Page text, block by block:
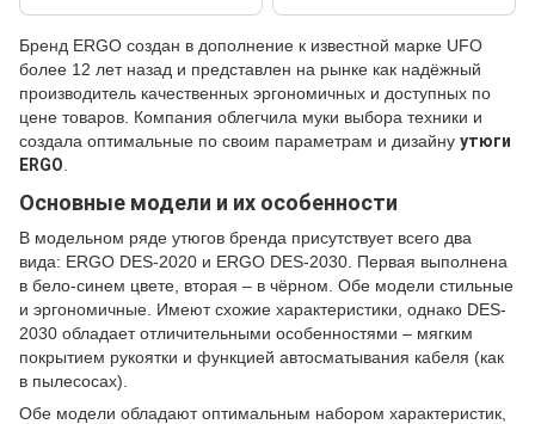
Бренд ERGO создан в дополнение к известной марке UFO
более 12 лет назад и представлен на рынке как надёжный
производитель качественных эргономичных и доступных по
цене товаров. Компания облегчила муки выбора техники и
создала оптимальные по своим параметрам и дизайну утюги
ERGO
Основные модели и их особенности
В модельном ряде утюгов бренда присутствует всего два
вида: ERGO DES-2020 и ERGO DES-2030. Первая выполнена
в бело-синем цвете, вторая – в чёрном. Обе модели стильные
и эргономичные. Имеют схожие характеристики, однако DES-
2030 обладает отличительными особенностями – мягким
покрытием рукоятки и функцией автосматывания кабеля (как
в пылесосах).
Обе модели обладают оптимальным набором характеристик,